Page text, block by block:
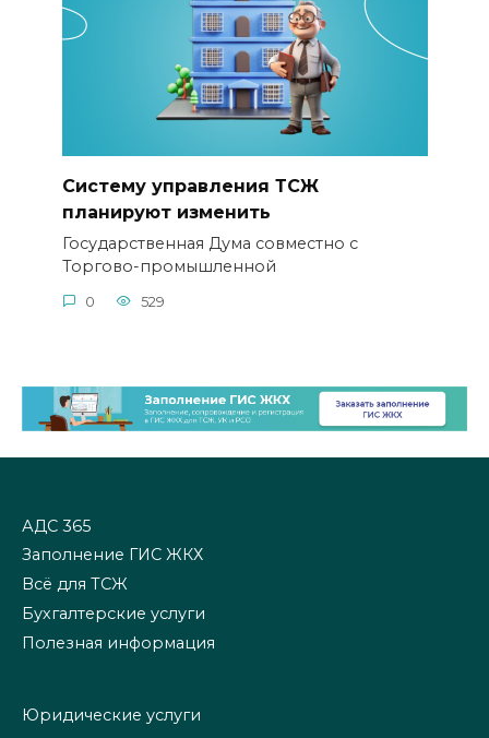
Систему управления ТСЖ
планируют изменить
Государственная Дума совместно с
Торгово-промышленной
0 529
АДС 365
Заполнение ГИС ЖКХ
Всё для ТСЖ
Бухгалтерские услуги
Полезная информация
Юридические услуги